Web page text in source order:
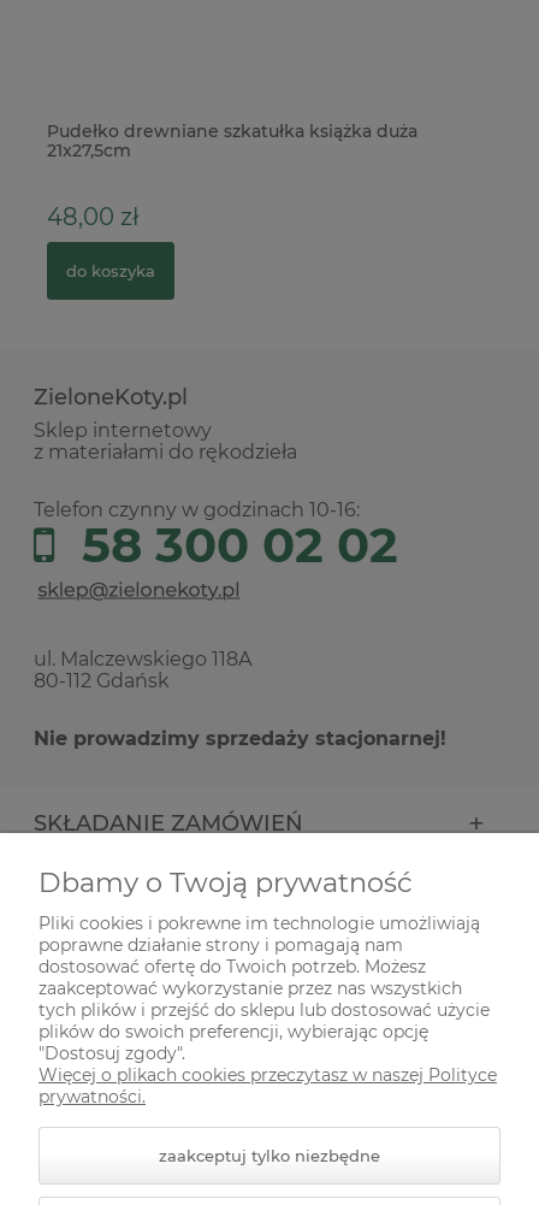
Pudełko drewniane szkatułka książka duża
21x27,5cm
48,00 zł
do koszyka
ZieloneKoty.pl
Sklep internetowy
z materiałami do rękodzieła
Telefon czynny w godzinach 10-16:
58 300 02 02
ul. Malczewskiego 118A
80-112 Gdańsk
Nie prowadzimy sprzedaży stacjonarnej!
SKŁADANIE ZAMÓWIEŃ
INFORMACJE
ODWIEDŹ NAS NA
Dbamy o Twoją prywatność
Pliki cookies i pokrewne im technologie umożliwiają
poprawne działanie strony i pomagają nam
dostosować ofertę do Twoich potrzeb. Możesz
zaakceptować wykorzystanie przez nas wszystkich
tych plików i przejść do sklepu lub dostosować użycie
plików do swoich preferencji, wybierając opcję
"Dostosuj zgody".
Więcej o plikach cookies przeczytasz w naszej Polityce
prywatności.
zaakceptuj tylko niezbędne